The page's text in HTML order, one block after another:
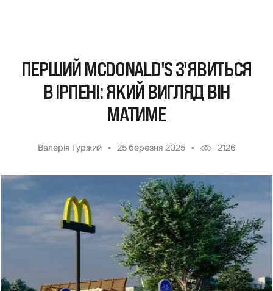
ПЕРШИЙ MCDONALD'S З'ЯВИТЬСЯ
В ІРПЕНІ: ЯКИЙ ВИГЛЯД ВІН
МАТИМЕ
Валерія Гуржий 25 березня 2025 2126